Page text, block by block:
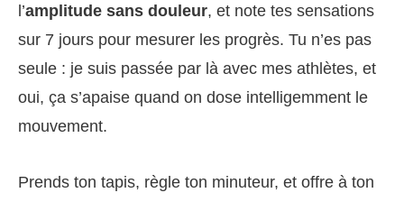
l’amplitude sans douleur, et note tes sensations
sur 7 jours pour mesurer les progrès. Tu n’es pas
seule : je suis passée par là avec mes athlètes, et
oui, ça s’apaise quand on dose intelligemment le
mouvement.
Prends ton tapis, règle ton minuteur, et offre à ton